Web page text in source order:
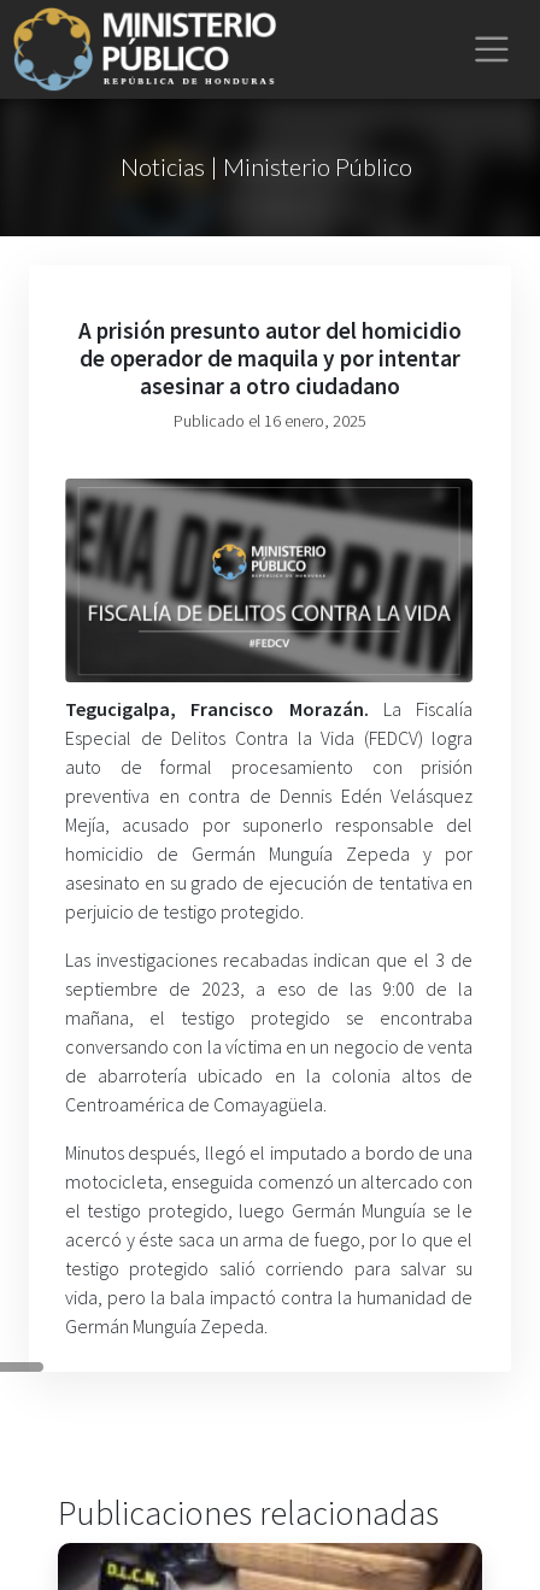
Noticias | Ministerio Público
A prisión presunto autor del homicidio
de operador de maquila y por intentar
asesinar a otro ciudadano
Publicado el 16 enero, 2025
Tegucigalpa, Francisco Morazán. La Fiscalía
Especial de Delitos Contra la Vida (FEDCV) logra
auto de formal procesamiento con prisión
preventiva en contra de Dennis Edén Velásquez
Mejía, acusado por suponerlo responsable del
homicidio de Germán Munguía Zepeda y por
asesinato en su grado de ejecución de tentativa en
perjuicio de testigo protegido.
Las investigaciones recabadas indican que el 3 de
septiembre de 2023, a eso de las 9:00 de la
mañana, el testigo protegido se encontraba
conversando con la víctima en un negocio de venta
de abarrotería ubicado en la colonia altos de
Centroamérica de Comayagüela.
Minutos después, llegó el imputado a bordo de una
motocicleta, enseguida comenzó un altercado con
el testigo protegido, luego Germán Munguía se le
acercó y éste saca un arma de fuego, por lo que el
testigo protegido salió corriendo para salvar su
vida, pero la bala impactó contra la humanidad de
Germán Munguía Zepeda.
Publicaciones relacionadas